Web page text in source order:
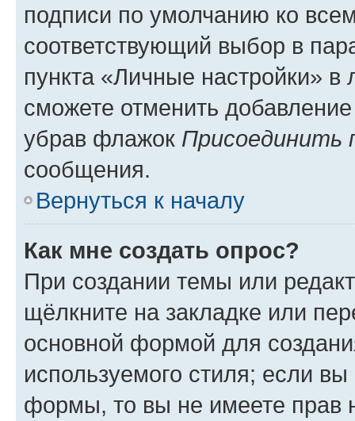
подписи по умолчанию ко
соответствующий выбор в
пункта «Личные настройки»
сможете отменить
убрав флажок Присоединить
сообщения.
Вернуться к началу
Как мне создать опрос?
При создании темы или
щёлкните на закладке или
основной формой для
используемого стиля; если
формы, то вы не имеете прав